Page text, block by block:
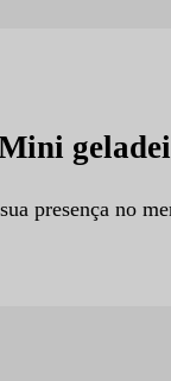
presença no